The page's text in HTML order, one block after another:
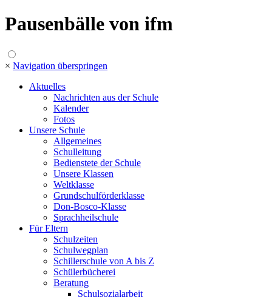
Pausenbälle von ifm
× Navigation überspringen
Aktuelles
Nachrichten aus der Schule
Kalender
Fotos
Unsere Schule
Allgemeines
Schulleitung
Bedienstete der Schule
Unsere Klassen
Weltklasse
Grundschulförderklasse
Don-Bosco-Klasse
Sprachheilschule
Für Eltern
Schulzeiten
Schulwegplan
Schillerschule von A bis Z
Schülerbücherei
Beratung
Schulsozialarbeit